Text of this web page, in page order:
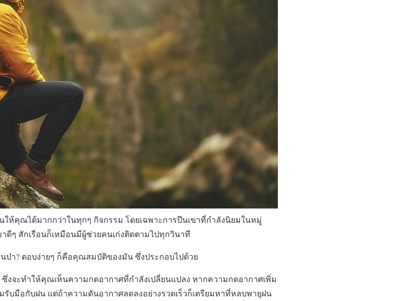
ห้คุณได้มากกว่าในทุกๆ กิจกรรม โดยเฉพาะการปีนเขาที่กำลังนิยมในหมู่
ๆ สักเรือนก็เหมือนมีผู้ช่วยคนเก่งติดตามไปทุกวินาที
ป่า? ตอบง่ายๆ ก็คือคุณสมบัติของมัน ซึ่งประกอบไปด้วย
ซึ่งจะทำให้คุณเห็นความกดอากาศที่กำลังเปลี่ยนแปลง หากความกดอากาศเพิ่ม
บมือกับฝน แต่ถ้าความดันอากาศลดลงอย่างรวดเร็วก็เตรียมหาที่หลบพายุฝน